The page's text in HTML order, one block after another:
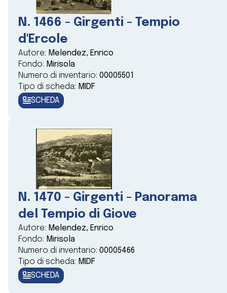
N. 1466 - Girgenti - Tempio
d'Ercole
Autore: Melendez, Enrico
Fondo: Mirisola
Numero di inventario: 00005501
Tipo di scheda: MIDF
SCHEDA
N. 1470 - Girgenti - Panorama
del Tempio di Giove
Autore: Melendez, Enrico
Fondo: Mirisola
Numero di inventario: 00005466
Tipo di scheda: MIDF
SCHEDA